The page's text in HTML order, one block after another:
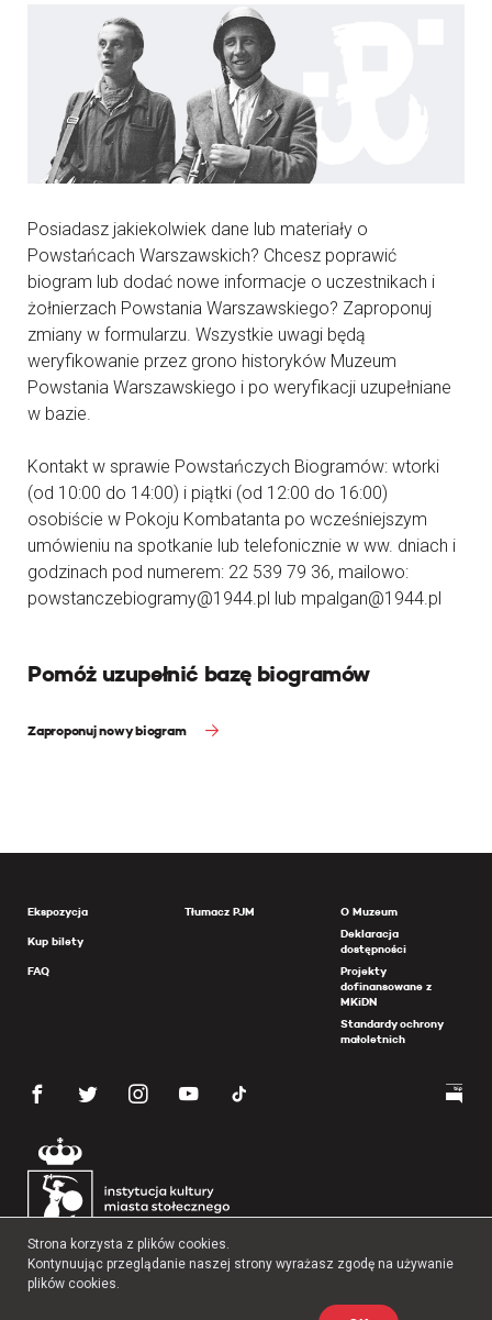
Posiadasz jakiekolwiek dane lub materiały o
Powstańcach Warszawskich? Chcesz poprawić
biogram lub dodać nowe informacje o uczestnikach i
żołnierzach Powstania Warszawskiego? Zaproponuj
zmiany w formularzu. Wszystkie uwagi będą
weryfikowanie przez grono historyków Muzeum
Powstania Warszawskiego i po weryfikacji uzupełniane
w bazie.
Kontakt w sprawie Powstańczych Biogramów: wtorki
(od 10:00 do 14:00) i piątki (od 12:00 do 16:00)
osobiście w Pokoju Kombatanta po wcześniejszym
umówieniu na spotkanie lub telefonicznie w ww. dniach i
godzinach pod numerem: 22 539 79 36, mailowo:
powstanczebiogramy@1944.pl lub mpalgan@1944.pl
Pomóż uzupełnić bazę biogramów
Zaproponuj nowy biogram
Ekspozycja
Kup bilety
FAQ
Tłumacz PJM
O Muzeum
Deklaracja
dostępności
Projekty
dofinansowane z
MKiDN
Standardy ochrony
małoletnich
Strona korzysta z plików cookies.
Kontynuując przeglądanie naszej strony wyrażasz zgodę na używanie
plików cookies.